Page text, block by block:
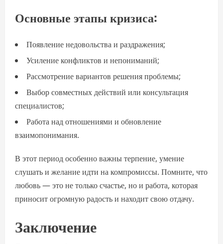
Основные этапы кризиса:
Появление недовольства и раздражения;
Усиление конфликтов и непониманий;
Рассмотрение вариантов решения проблемы;
Выбор совместных действий или консультация
специалистов;
Работа над отношениями и обновление
взаимопонимания.
В этот период особенно важны терпение, умение
слушать и желание идти на компромиссы. Помните, что
любовь — это не только счастье, но и работа, которая
приносит огромную радость и находит свою отдачу.
Заключение